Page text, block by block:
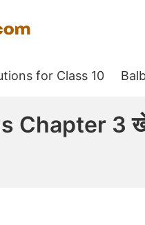
for Class 10
3